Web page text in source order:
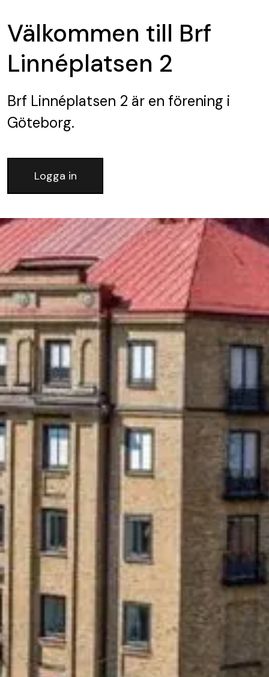
Välkommen till Brf
Linnéplatsen 2
Brf Linnéplatsen 2 är en förening i
Göteborg.
Logga in